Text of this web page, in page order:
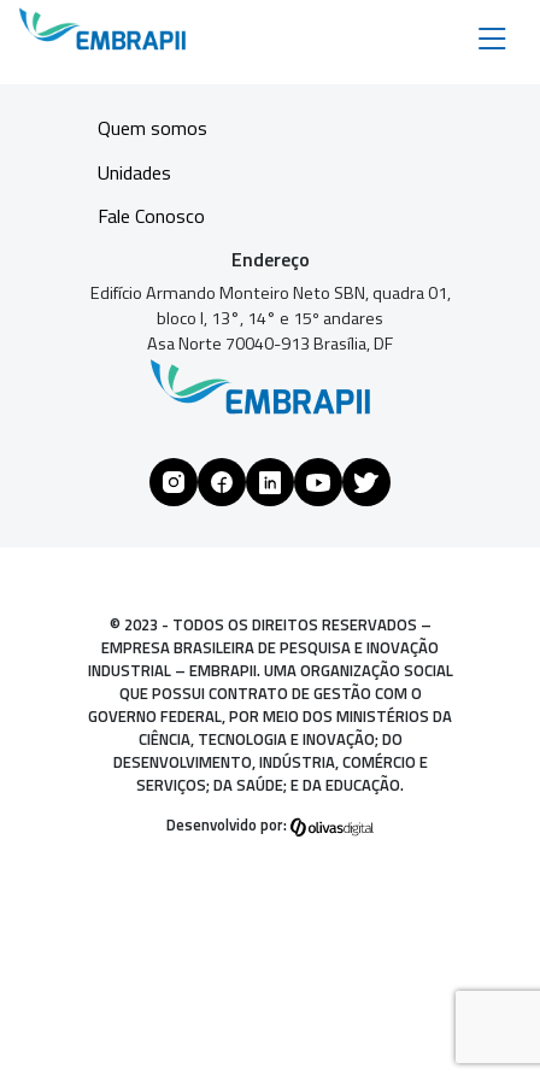
Quem somos
Unidades
Fale Conosco
Endereço
Edifício Armando Monteiro Neto SBN, quadra 01,
bloco I, 13°, 14° e 15º andares
Asa Norte 70040-913 Brasília, DF
© 2023 - TODOS OS DIREITOS RESERVADOS –
EMPRESA BRASILEIRA DE PESQUISA E INOVAÇÃO
INDUSTRIAL – EMBRAPII. UMA ORGANIZAÇÃO SOCIAL
QUE POSSUI CONTRATO DE GESTÃO COM O
GOVERNO FEDERAL, POR MEIO DOS MINISTÉRIOS DA
CIÊNCIA, TECNOLOGIA E INOVAÇÃO; DO
DESENVOLVIMENTO, INDÚSTRIA, COMÉRCIO E
SERVIÇOS; DA SAÚDE; E DA EDUCAÇÃO.
Desenvolvido por: